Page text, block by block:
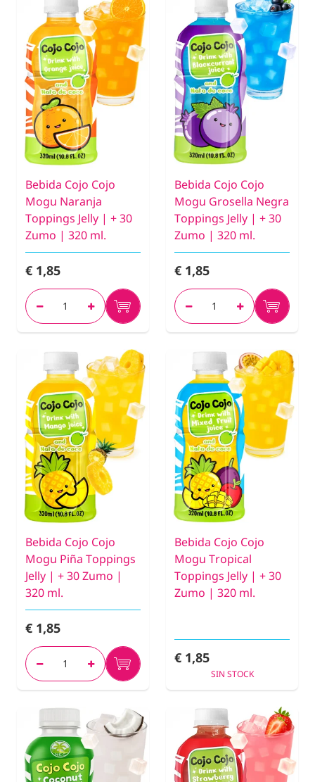
Bebida Cojo Cojo
Mogu Naranja
Toppings Jelly | + 30
Zumo | 320 ml.
€ 1,85
Bebida Cojo Cojo
Mogu Grosella Negra
Toppings Jelly | + 30
Zumo | 320 ml.
€ 1,85
Bebida Cojo Cojo
Mogu Piña Toppings
Jelly | + 30 Zumo |
320 ml.
€ 1,85
Bebida Cojo Cojo
Mogu Tropical
Toppings Jelly | + 30
Zumo | 320 ml.
€ 1,85
SIN STOCK